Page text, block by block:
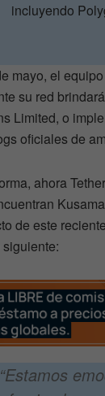
incluyendo
mayo, el
su red
Limited, o
oficiales de
ahora
de este
“Estamos